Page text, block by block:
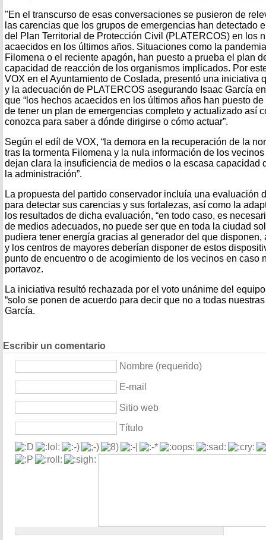
"En el transcurso de esas conversaciones se pusieron de
las carencias que los grupos de emergencias han detectado
del Plan Territorial de Protección Civil (PLATERCOS) en los
acaecidos en los últimos años. Situaciones como la
Filomena o el reciente apagón, han puesto a prueba el plan
capacidad de reacción de los organismos implicados. Por
VOX en el Ayuntamiento de Coslada, presentó una iniciativa
y la adecuación de PLATERCOS asegurando Isaac García
que “los hechos acaecidos en los últimos años han puesto
de tener un plan de emergencias completo y actualizado así
conozca para saber a dónde dirigirse o cómo actuar”.
Según el edíl de VOX, “la demora en la recuperación de la
tras la tormenta Filomena y la nula información de los
dejan clara la insuficiencia de medios o la escasa capacidad
la administración”.
La propuesta del partido conservador incluía una evaluación
para detectar sus carencias y sus fortalezas, así como la
los resultados de dicha evaluación, “en todo caso, es
de medios adecuados, no puede ser que en toda la ciudad
pudiera tener energía gracias al generador del que
y los centros de mayores deberían disponer de estos
punto de encuentro o de acogimiento de los vecinos en caso
portavoz.
La iniciativa resultó rechazada por el voto unánime del
“solo se ponen de acuerdo para decir que no a todas
García.
Escribir un comentario
Nombre (requerido)
E-mail
Sitio web
Título